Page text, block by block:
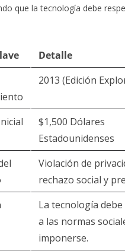
que la tecnología debe
Detalle
2013 (Edición
$1,500 Dólares
Estadounidenses
Violación de
rechazo social y
La tecnología
a las normas
imponerse.